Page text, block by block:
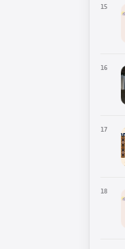
15
16
17
18